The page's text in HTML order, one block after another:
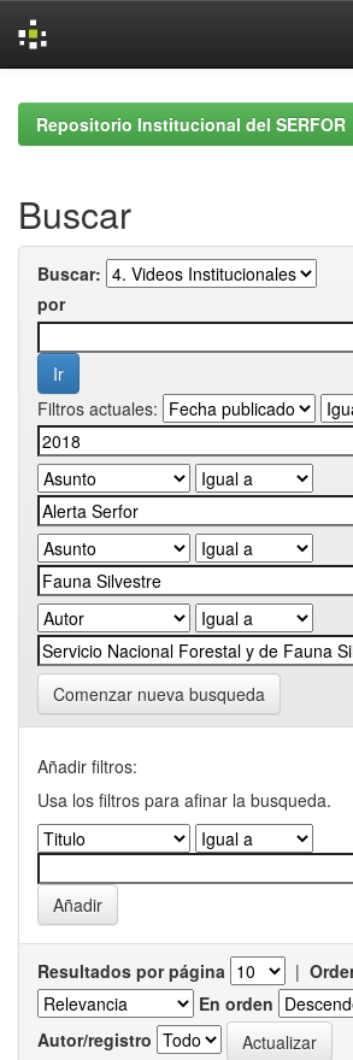
navigationRepositorio Institucional del SERFOR
Buscar
Buscar:
por
Filtros actuales:
Comenzar nueva busqueda
Añadir filtros:
Usa los filtros para afinar la busqueda.
Resultados por página |
En orden
Autor/registro